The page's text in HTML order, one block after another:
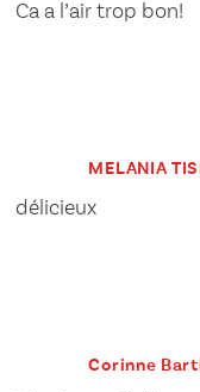
Ca a l’air trop bon!
MELANIA
délicieux
Corinne